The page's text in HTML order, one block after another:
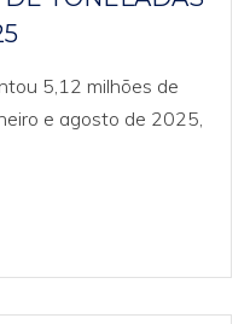
5,12 milhões de
e agosto de 2025,